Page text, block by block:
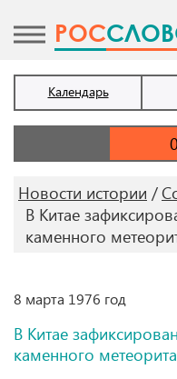
POC
Календарь
Новости истории
В Китае
каменного
8 марта 1976 год
В Китае
каменного метеорита